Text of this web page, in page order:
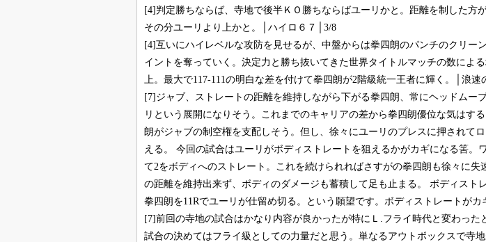
[4]判定勝ちならば、寺地で後半ＫＯ勝ちならばユーリかと。距離を制した方
その分ユーリより上かと。│ハイロ６７│3/8
[4]互いにハイレベルな攻防を見せるが、中盤からは拳四朗のパンチのクリー
イントを奪っていく。決定力と勝ち抜いてきた世界タイトルマッチの数によ
上。最大で117-111の明白な差を付けて拳四朗が2階級統一王者に輝く。│浪速
[7]ジャブ、ストレートの距離を維持しながら下がる拳四朗、常にヘッドムー
リという展開になりそう。これまでのキャリアの差から拳四朗優位な気はす
朗がジャブの制空権を支配しそう。但し、徐々にユーリのプレスに押されて
える。 今回の試合はユーリがボディストレートを狙えるかがカギになる筈。
て2をボディへのストレート。これを続けられればさすがの拳四朗も徐々に失
の距離を維持出来ず、ボディのダメージも蓄積して足も止まる。 ボディスト
拳四朗を11Rでユーリが仕留め切る。という願望です。ボディストレートが
[7]前回の寺地の試合はかなり内容が良かったが特にＬ.フライ時代と変わった
試合の決めてはフライ級としての力量だと思う。単なるアウトボックスで寺